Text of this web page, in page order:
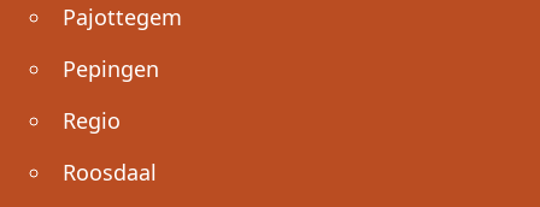
Pajottegem
Pepingen
Regio
Roosdaal